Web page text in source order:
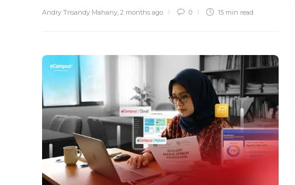
Andry Trisandy Mahany 2 months ago 0 15 min read